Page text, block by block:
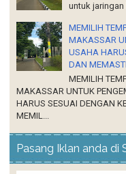
untuk
MEMILIH
MAKASSAR
USAHA
DAN
MEMILIH
MAKASSAR UNTUK
HARUS SESUAI DENGAN
MEMIL...
Pasang Iklan anda di